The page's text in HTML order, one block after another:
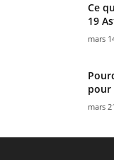
Ce
19
mars
pour
mars